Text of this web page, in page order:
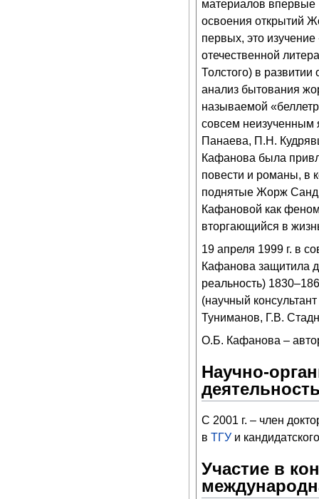
материалов впервые
освоения открытий
первых, это
отечественной
Толстого) в
анализ бытования
называемой
совсем неизученным
Панаева, П.Н.
Кафанова была
повести и романы, в
поднятые Жорж Санд
Кафановой как
вторгающийся в
19 апреля 1999 г. в
Кафанова защитила
реальность)
(научный
Туниманов, Г.В.
О.Б. Кафанова –
Научно-
С 2001 г. – член
в ТГУи
Участие в